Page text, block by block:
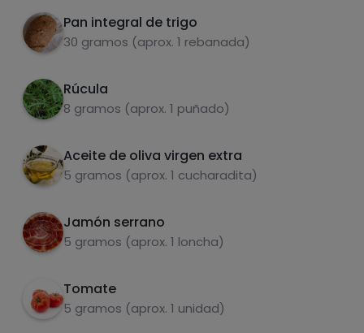
Pan integral de trigo
30 gramos (aprox. 1 rebanada)
Rúcula
8 gramos (aprox. 1 puñado)
Aceite de oliva virgen extra
5 gramos (aprox. 1 cucharadita)
Jamón serrano
5 gramos (aprox. 1 loncha)
Tomate
5 gramos (aprox. 1 unidad)
2 Se añade la rúcula y el jamón.
Carbohidratos Proteínas